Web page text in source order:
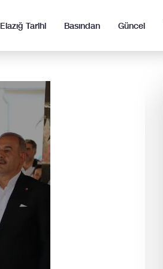
Elazığ Tarihi Basından Güncel